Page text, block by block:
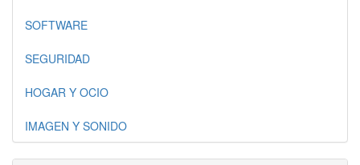
SOFTWARE
SEGURIDAD
HOGAR Y OCIO
IMAGEN Y SONIDO